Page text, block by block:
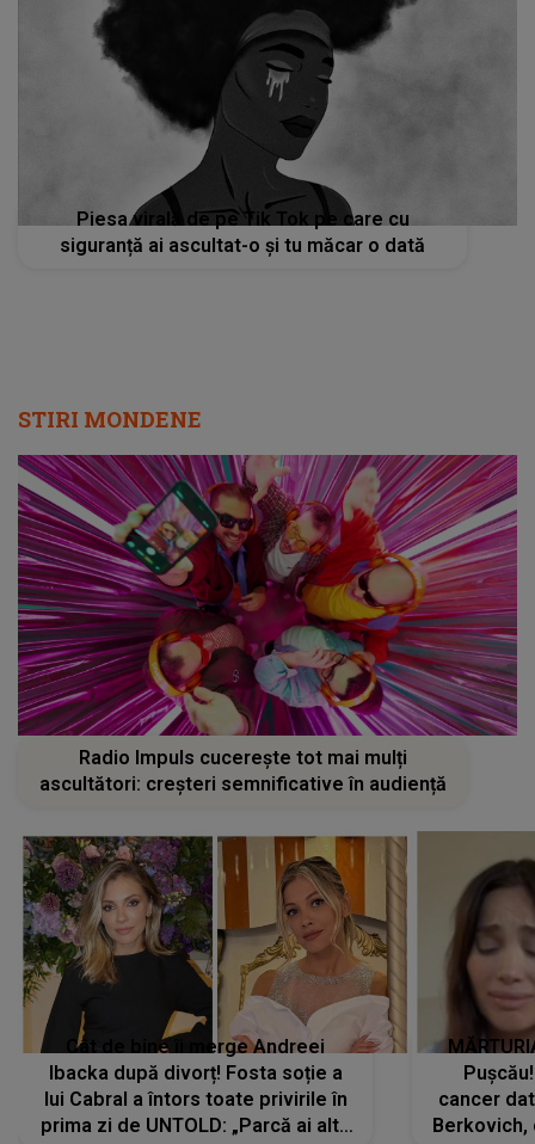
Piesa virală de pe Tik Tok pe care cu
siguranță ai ascultat-o și tu măcar o dată
STIRI MONDENE
Radio Impuls cucerește tot mai mulți
ascultători: creșteri semnificative în audiență
Cât de bine îi merge Andreei
Ibacka după divorț! Fosta soție a
lui Cabral a întors toate privirile în
prima zi de UNTOLD: „Parcă ai altă
cancer
Berkovich,